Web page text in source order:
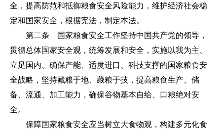
全，提高防范和抵御粮食安全风险能力，维护经济社会稳
定和国家安全，根据宪法，制定本法。
第二条 国家粮食安全工作坚持中国共产党的领导，
贯彻总体国家安全观，统筹发展和安全，实施以我为主、
立足国内、确保产能、适度进口、科技支撑的国家粮食安
全战略，坚持藏粮于地、藏粮于技，提高粮食生产、储
备、流通、加工能力，确保谷物基本自给、口粮绝对安
全。
保障国家粮食安全应当树立大食物观，构建多元化食